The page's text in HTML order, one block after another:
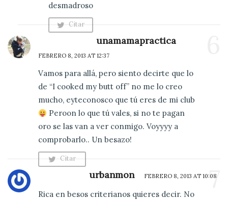
desmadroso
Citar
Comentario
unamamapractica
FEBRERO 8, 2013 AT 12:37
Vamos para allá, pero siento decirte que lo
de “I cooked my butt off” no me lo creo
mucho, eyteconosco que tú eres de mi club
Peroon lo que tú vales, si no te pagan
oro se las van a ver conmigo. Voyyyy a
comprobarlo.. Un besazo!
Citar
Comentario
7
urbanmon FEBRERO 8, 2013 AT 10:08
Rica en besos criterianos quieres decir. No